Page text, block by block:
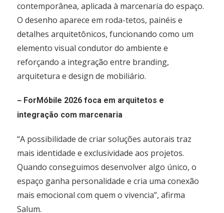
contemporânea, aplicada à marcenaria do espaço.
O desenho aparece em roda-tetos, painéis e
detalhes arquitetônicos, funcionando como um
elemento visual condutor do ambiente e
reforçando a integração entre branding,
arquitetura e design de mobiliário.
– ForMóbile 2026 foca em arquitetos e
integração com marcenaria
“A possibilidade de criar soluções autorais traz
mais identidade e exclusividade aos projetos.
Quando conseguimos desenvolver algo único, o
espaço ganha personalidade e cria uma conexão
mais emocional com quem o vivencia”, afirma
Salum.